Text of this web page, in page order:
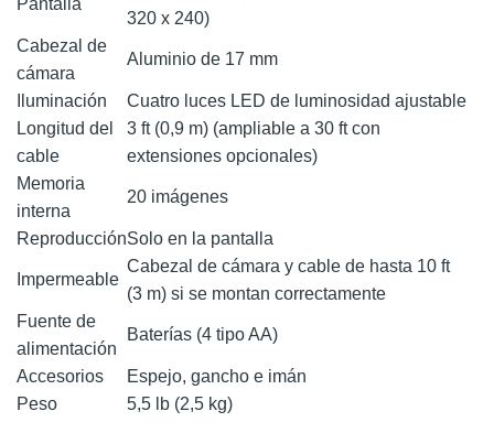
320 x 240)
Cabezal de
cámara
Aluminio de 17 mm
Iluminación
Cuatro luces LED de luminosidad ajustable
Longitud del
cable
3 ft (0,9 m) (ampliable a 30 ft con
extensiones opcionales)
Memoria
interna
20 imágenes
ReproducciónSolo en la pantalla
Impermeable
Cabezal de cámara y cable de hasta 10 ft
(3 m) si se montan correctamente
Fuente de
alimentación
Baterías (4 tipo AA)
Accesorios
Espejo, gancho e imán
Peso
5,5 lb (2,5 kg)